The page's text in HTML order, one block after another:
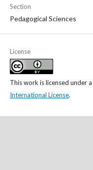
Section
Pedagogical Sciences
License
This work is licensed under a
International License.